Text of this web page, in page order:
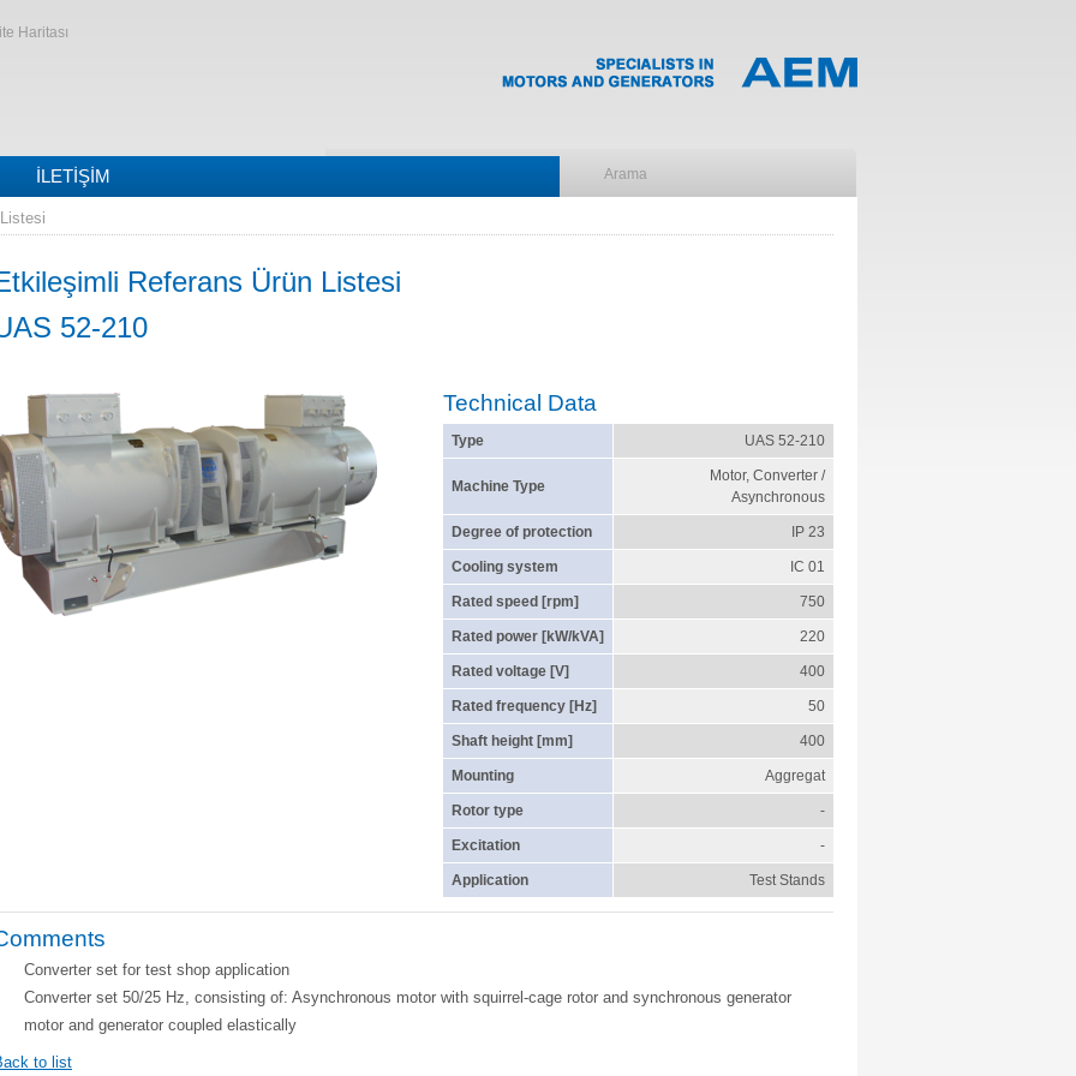
Haritası
İLETIŞIM
Referans Ürün Listesi
52-210
Technical Data
Type UAS 52-210
Machine Type
Motor, Converter /
Asynchronous
Degree of protection IP 23
Cooling system IC 01
Rated speed [rpm] 750
Rated power [kW/kVA] 220
Rated voltage [V] 400
Rated frequency [Hz] 50
Shaft height [mm] 400
Mounting Aggregat
Rotor type -
Excitation -
Application Test Stands
Converter set for test shop application
Converter set 50/25 Hz, consisting of: Asynchronous motor with squirrel-cage rotor and synchronous generator
motor and generator coupled elastically
to list